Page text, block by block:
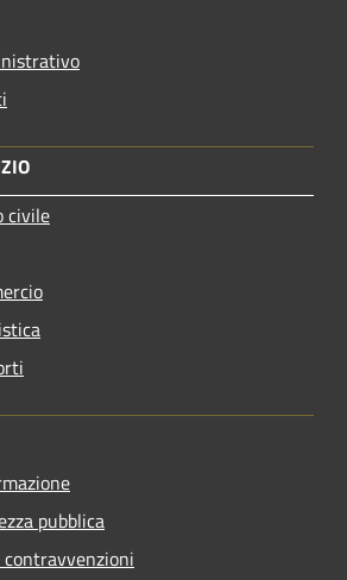
civile
pubblica